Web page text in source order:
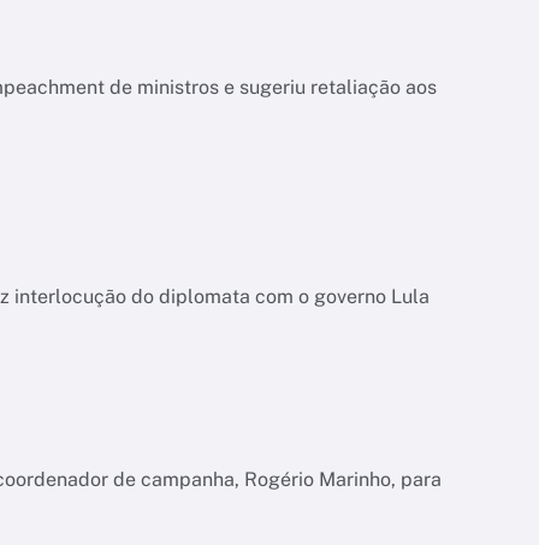
de ministros e sugeriu retaliação aos
interlocução do diplomata com o governo Lula
de campanha, Rogério Marinho, para